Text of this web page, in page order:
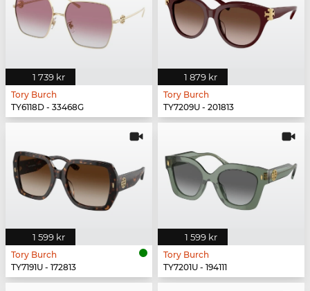
1 739 kr
Tory Burch
TY6118D - 33468G
1 879 kr
Tory Burch
TY7209U - 201813
1 599 kr
Tory Burch
TY7191U - 172813
1 599 kr
Tory Burch
TY7201U - 194111